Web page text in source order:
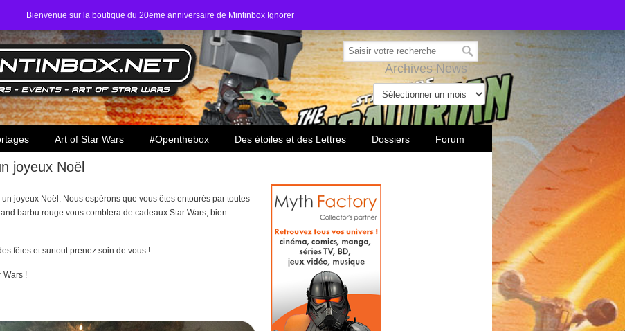
Bienvenue sur la boutique du 20eme anniversaire de Mintinbox Ignorer
Archives News
Art of Star Wars #Openthebox Des étoiles et des Lettres Dossiers Forum
joyeux Noël
joyeux Noël. Nous espérons que vous êtes entourés par toutes
barbu rouge vous comblera de cadeaux Star Wars, bien
fêtes et surtout prenez soin de vous !
Wars !